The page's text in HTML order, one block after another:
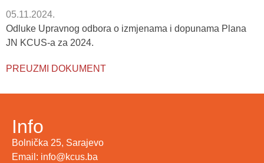
05.11.2024.
Odluke Upravnog odbora o izmjenama i dopunama Plana
JN KCUS-a za 2024.
PREUZMI DOKUMENT
Info
Bolnička 25, Sarajevo
Email: info@kcus.ba